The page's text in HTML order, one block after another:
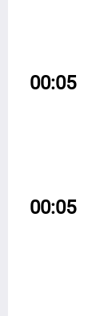
00:05
00:05